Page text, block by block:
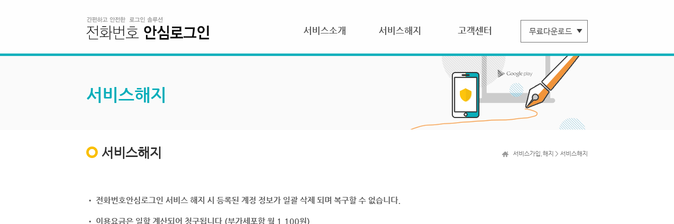
서비스소개 서비스해지 고객센터
서비스해지
서비스해지 서비스가입,해지 > 서비스해지
• 전화번호안심로그인 서비스 해지 시 등록된 계정 정보가 일괄 삭제 되며 복구할 수 없습니다.
• 이용요금은 일할 계산되어 청구됩니다.(부가세포함 월 1,100원)